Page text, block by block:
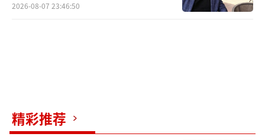
2026-08-07 23:46:50
精彩推荐